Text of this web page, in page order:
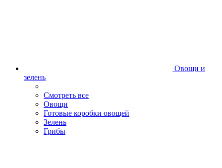
Овощи и
зелень
Смотреть все
Овощи
Готовые коробки овощей
Зелень
Грибы